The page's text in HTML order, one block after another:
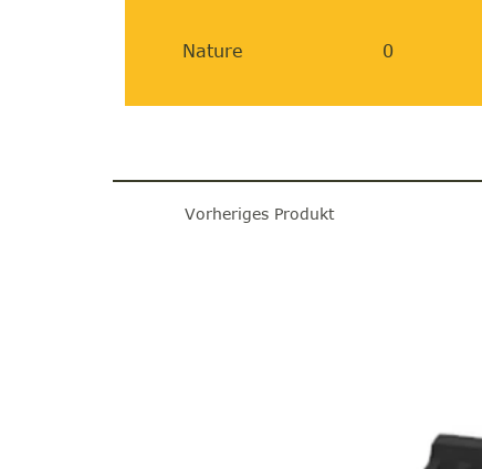
Nature 0
Vorheriges Produkt